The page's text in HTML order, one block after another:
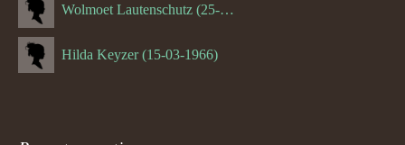
Wolmoet Lautenschutz (25-07-1933)
Hilda Keyzer (15-03-1966)